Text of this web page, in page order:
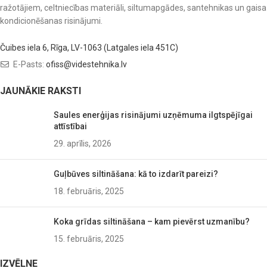
ražotājiem, celtniecības materiāli, siltumapgādes, santehnikas un gaisa
kondicionēšanas risinājumi.
Čuibes iela 6, Rīga, LV-1063 (Latgales iela 451C)
E-Pasts: ofiss@videstehnika.lv
JAUNĀKIE RAKSTI
Saules enerģijas risinājumi uzņēmuma ilgtspējīgai
attīstībai
29. aprīlis, 2026
Guļbūves siltināšana: kā to izdarīt pareizi?
18. februāris, 2025
Koka grīdas siltināšana – kam pievērst uzmanību?
15. februāris, 2025
IZVĒLNE